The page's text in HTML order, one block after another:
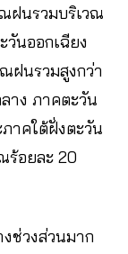
ฝนรวมบริเวณ
นออกเฉียง
ฝนรวมสูงกว่า
าง ภาคตะวัน
าคใต้ฝั่งตะวัน
ร้อยละ 20
ช่วงส่วนมาก